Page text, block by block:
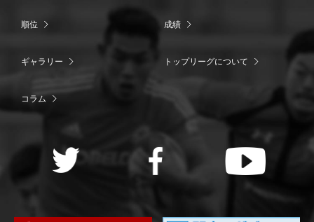
順位 成績
ギャラリー トップリーグについて
コラム